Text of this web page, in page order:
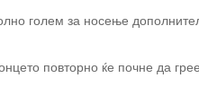
голем за носење
повторно ќе почне да